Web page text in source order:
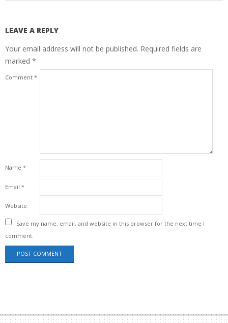
LEAVE A REPLY
Your email address will not be published. Required fields are
marked *
Comment *
Name *
Email *
Website
Save my name, email, and website in this browser for the next time I
comment.